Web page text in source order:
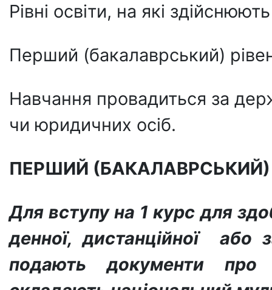
Рівні освіти, на які
Перший (бакалаврський)
Навчання провадиться за
чи юридичних осіб.
ПЕРШИЙ (БАКАЛАВРСЬКИЙ)
Для вступу на 1 курс для
денної, дистанційної або
подають документи про